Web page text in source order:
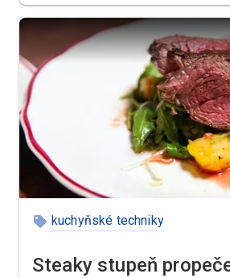
kuchyňské techniky
Steaky stupeň